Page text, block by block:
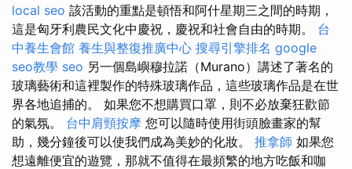
local seo 該活動的重點是頓悟和阿什星期三之間的時期，
這是匈牙利農民文化中慶祝，慶祝和社會自由的時期。 台
中養生會館 養生與整復推廣中心 搜尋引擎排名 google
seo教學 seo 另一個島嶼穆拉諾（Murano）講述了著名的
玻璃藝術和這裡製作的特殊玻璃作品，這些玻璃作品是在世
界各地追捕的。 如果您不想購買口罩，則不必放棄狂歡節
的氣氛。 台中肩頸按摩 您可以隨時使用街頭臉畫家的幫
助，幾分鐘後可以使我們成為美妙的化妝。 推拿師 如果您
想遠離便宜的遊覽，那就不值得在最頻繁的地方吃飯和咖